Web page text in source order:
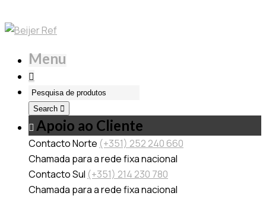
Menu
Search
Apoio ao Cliente
Contacto Norte (+351) 252 240 660
Chamada para a rede fixa nacional
Contacto Sul (+351) 214 230 780
Chamada para a rede fixa nacional